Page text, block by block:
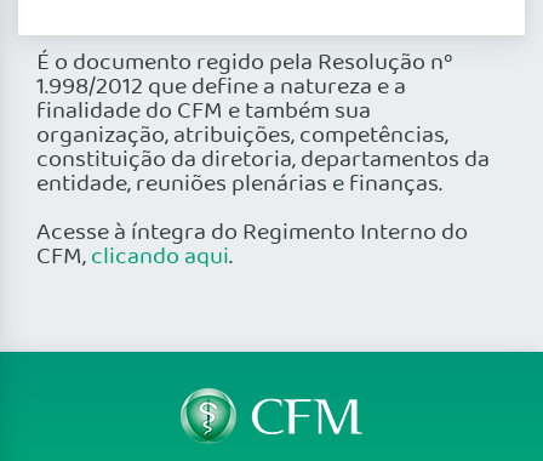
É o documento regido pela Resolução nº
1.998/2012 que define a natureza e a
finalidade do CFM e também sua
organização, atribuições, competências,
constituição da diretoria, departamentos da
entidade, reuniões plenárias e finanças.
Acesse à íntegra do Regimento Interno do
CFM,clicando aqui.